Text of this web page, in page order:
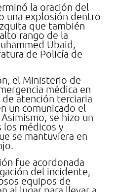
la oración del
una explosión dentro
que también
rango de la
Ubaid,
de Policía de
el Ministerio de
médica en
atención terciaria
un comunicado el
se hizo un
médicos y
se mantuviera en
fue acordonada
del incidente,
equipos de